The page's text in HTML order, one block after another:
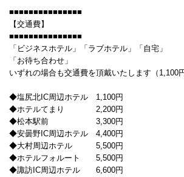
■■■■■■■■■■■■■■■
【交通費】
■■■■■■■■■■■■■■■
「ビジネスホテル」「ラブホテル」「自宅」
「お待ち合わせ」
いずれの場合も交通費を頂戴いたします（1,100円
◆塩尻北IC周辺ホテル 1,100円
◆ホテルてまり 2,200円
◆松本駅前 3,300円
◆安曇野IC周辺ホテル 4,400円
◆大村周辺ホテル 5,500円
◆ホテルフォルート 5,500円
◆諏訪IC周辺ホテル 6,600円